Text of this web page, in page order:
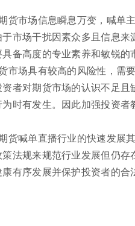
货市场信息瞬息万变，喊单
市场干扰因素众多且信息
备高度的专业素养和敏锐的
市场具有较高的风险性，需
者对期货市场的认识不足
时有发生。因此加强投资
货喊单直播行业的快速发展
法规来规范行业发展但仍
有序发展并保护投资者的合